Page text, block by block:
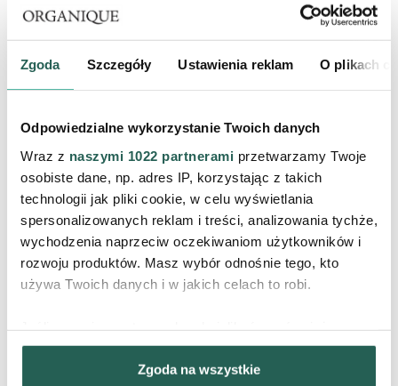
Zgoda Szczegóły Ustawienia reklam O plikach
Odpowiedzialne wykorzystanie Twoich danych
Wraz z naszymi 1022 partnerami przetwarzamy Twoje
osobiste dane, np. adres IP, korzystając z takich
technologii jak pliki cookie, w celu wyświetlania
spersonalizowanych reklam i treści, analizowania tychże,
wychodzenia naprzeciw oczekiwaniom użytkowników i
rozwoju produktów. Masz wybór odnośnie tego, kto
używa Twoich danych i w jakich celach to robi.
Gromadzić dane dotyczące Twojej lokalizacji
geograficznej z dokładnością nawet do kilku metrów
Zgoda na wszystkie
W technikach graficznych? W zasadzie od liceum! A w drugim
człowieku? Cóż, to moja słodka tajemnica...♥
Jakamiłosna historia kryje się za linorytem?
Postanowiłam odkopać dawno zapomniane hobby. Nie jestem
ekspertem w tej technice, ale sam proces sprawia mi ogromną
przyjemność. Zastanawiałam się nad tym i... czy właśnie tak nie
niepewni, może trochę nieporadni, ale nowa relacja budzi w nas
ciekawość i radość. Z czasem to uczucie dojrzewa, a my nabieramy